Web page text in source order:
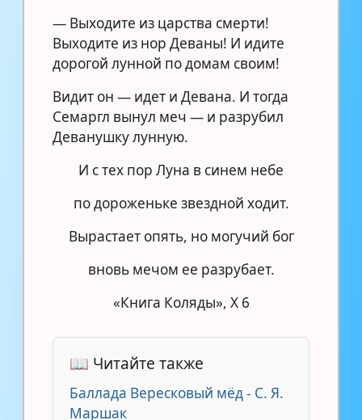
— Выходите из царства смерти!
Выходите из нор Деваны! И идите
дорогой лунной по домам своим!
Видит он — идет и Девана. И тогда
Семаргл вынул меч — и разрубил
Деванушку лунную.
И с тех пор Луна в синем небе
по дороженьке звездной ходит.
Вырастает опять, но могучий бог
вновь мечом ее разрубает.
«Книга Коляды», X 6
📖 Читайте также
Баллада Вересковый мёд - С. Я.
Маршак